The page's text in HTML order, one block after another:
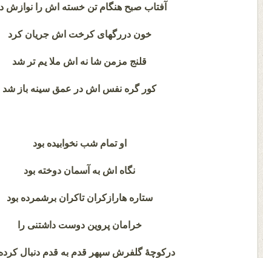
آفتاب صبح هنگام تن خسته اش را نوازش
خون دررگهای کرخت اش جریان کرد
قلنج مزمن شا نه اش ملا یم تر شد
کور گره نفس اش در عمق سینه باز شد
او تمام شب نخوابیده بود
نگاه اش به آسمان دوخته بود
ستاره هارازکران تاکران برشمرده بود
خرامان پروین دوست داشتنی را
درکوچهٔ گلفرش سپهر قدم به قدم دنبال کرده